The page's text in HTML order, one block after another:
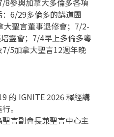
6/29多倫多的講道團
聖言董事退修會；7/2-
靈會；7/4早上多倫多粵
5加拿大聖言12週年晚
的 IGNITE 2026 釋經講
。
言副會長兼聖言中心主